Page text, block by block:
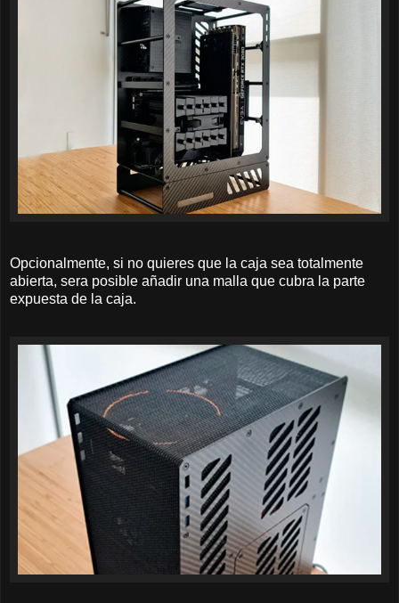
Opcionalmente, si no quieres que la caja sea totalmente
abierta, sera posible añadir una malla que cubra la parte
expuesta de la caja.